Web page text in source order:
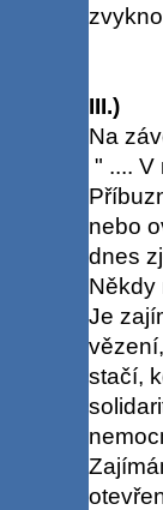
III.)
Na
" ....
nebo
dnes
Někdy
Je
stačí,